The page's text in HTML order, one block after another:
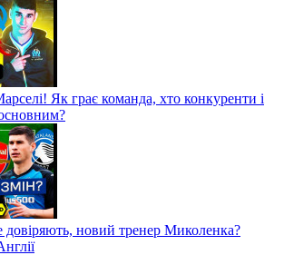
Як грає команда, хто конкуренти і
новий тренер Миколенка?